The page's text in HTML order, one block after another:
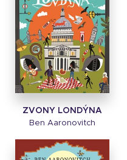
ZVONY LONDÝNA
Ben Aaronovitch